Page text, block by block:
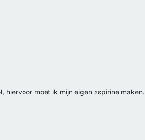
hiervoor moet ik mijn eigen aspirine